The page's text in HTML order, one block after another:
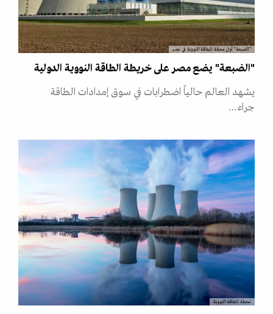
"الضبعة" أول محطة للطاقة النووية في مصر
"الضبعة" يضع مصر على خريطة الطاقة النووية الدولية
يشهد العالم حالياً اضطرابات في سوق إمدادات الطاقة
جراء…
محطة للطاقة النووية